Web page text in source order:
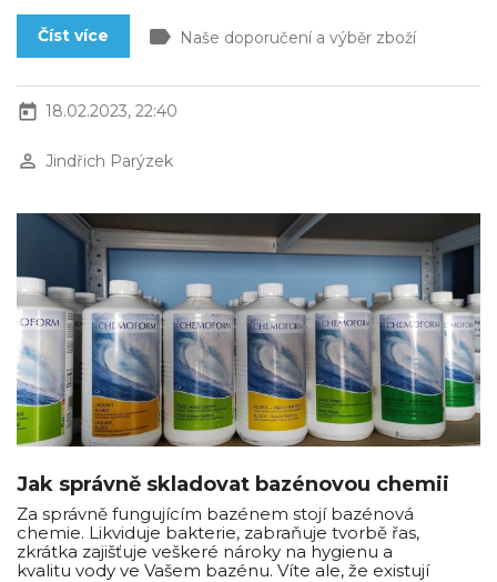
Číst více label Naše doporučení a výběr zboží
today 18.02.2023, 22:40
perm_identity Jindřich Parýzek
Jak správně skladovat bazénovou chemii
Za správně fungujícím bazénem stojí bazénová
chemie. Likviduje bakterie, zabraňuje tvorbě řas,
zkrátka zajišťuje veškeré nároky na hygienu a
kvalitu vody ve Vašem bazénu. Víte ale, že existují